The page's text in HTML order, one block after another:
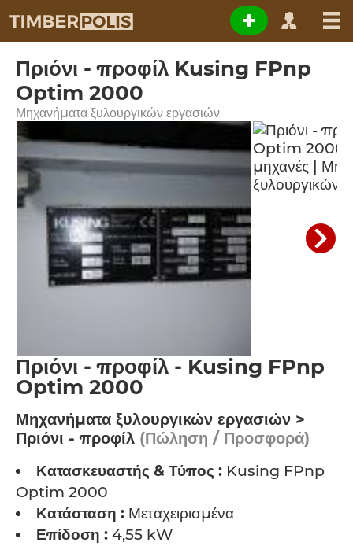
Πριόνι - προφίλ Kusing FPnp
Optim 2000
Μηχανήματα ξυλουργικών εργασιών
Πριόνι - προφίλ - Kusing FPnp
Optim 2000
Μηχανήματα ξυλουργικών εργασιών >
Πριόνι - προφίλ (Πώληση / Προσφορά)
Κατασκευαστής & Τύπος : Kusing FPnp
Optim 2000
Κατάσταση : Μεταχειρισμένα
Επίδοση : 4,55 kW